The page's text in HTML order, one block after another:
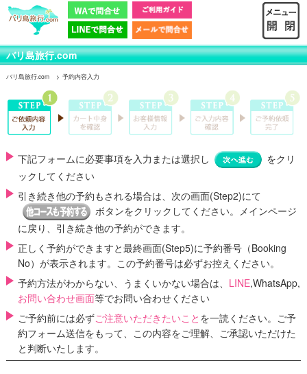
バリ島旅行.com
バリ島旅行.com 予約内容入力
下記フォームに必要事項を入力または選択し
をクリ
ックしてください
引き続き他の予約もされる場合は、次の画面(Step2)にて
ボタンをクリックしてください。メインページ
に戻り、引き続き他の予約ができます。
正しく予約ができますと最終画面(Step5)に予約番号（Booking
No） が表示されます。この予約番号は必ずお控えください。
予約方法がわからない、うまくいかない場合は、 LINE,WhatsApp,
お問い合わせ画面等でお問い合わせください
ご予約前には必ずご注意いただきたいこと を一読ください。ご予
約フォーム送信をもって、この内容をご理解、ご承認いただけた
と判断いたします。